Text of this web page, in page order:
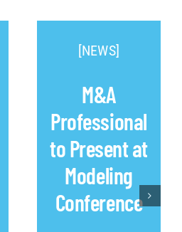
[NEWS]
M&A
Professional
to Present at
Modeling
Conference